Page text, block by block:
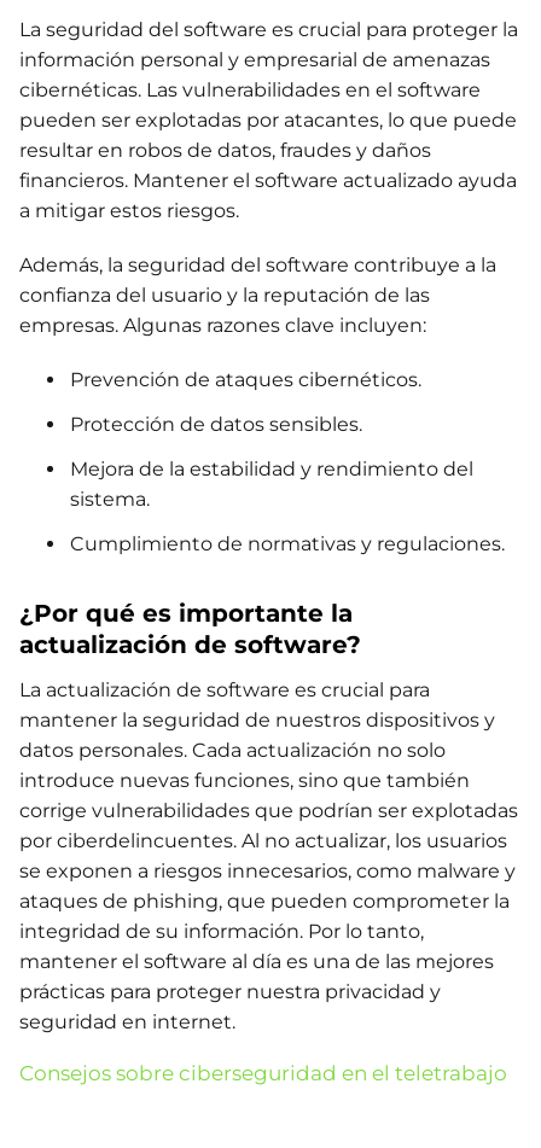
La seguridad del software es crucial para proteger la
información personal y empresarial de amenazas
cibernéticas. Las vulnerabilidades en el software
pueden ser explotadas por atacantes, lo que puede
resultar en robos de datos, fraudes y daños
financieros. Mantener el software actualizado ayuda
a mitigar estos riesgos.
Además, la seguridad del software contribuye a la
confianza del usuario y la reputación de las
empresas. Algunas razones clave incluyen:
Prevención de ataques cibernéticos.
Protección de datos sensibles.
Mejora de la estabilidad y rendimiento del
sistema.
Cumplimiento de normativas y regulaciones.
¿Por qué es importante la
actualización de software?
La actualización de software es crucial para
mantener la seguridad de nuestros dispositivos y
datos personales. Cada actualización no solo
introduce nuevas funciones, sino que también
corrige vulnerabilidades que podrían ser explotadas
por ciberdelincuentes. Al no actualizar, los usuarios
se exponen a riesgos innecesarios, como malware y
ataques de phishing, que pueden comprometer la
integridad de su información. Por lo tanto,
mantener el software al día es una de las mejores
prácticas para proteger nuestra privacidad y
seguridad en internet.
Consejos sobre ciberseguridad en el teletrabajo